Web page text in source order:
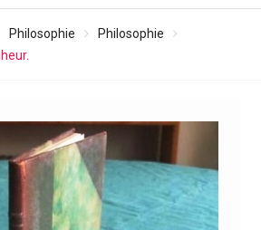
Philosophie
Philosophie